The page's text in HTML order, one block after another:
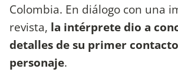
Colombia. En diálogo con una
revista, la intérprete dio a
detalles de su primer
personaje.